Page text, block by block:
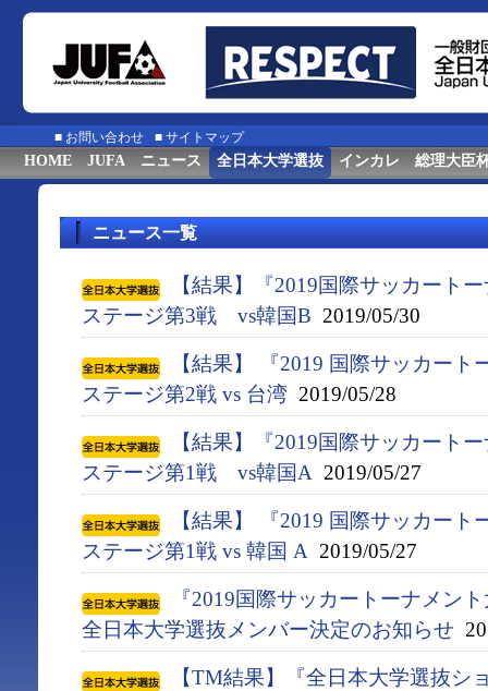
■ お問い合わせ ■ サイトマップ
HOME JUFA ニュース 全日本大学選抜 インカレ 総理大臣
ニュース一覧
【結果】『2019国際サッカート
ステージ第3戦 vs韓国B 2019/05/30
【結果】 『2019 国際サッカー
ステージ第2戦 vs 台湾 2019/05/28
【結果】『2019国際サッカート
ステージ第1戦 vs韓国A 2019/05/27
【結果】 『2019 国際サッカー
ステージ第1戦 vs 韓国 A 2019/05/27
『2019国際サッカートーナメン
全日本大学選抜メンバー決定のお知らせ
【TM結果】『全日本大学選抜シ